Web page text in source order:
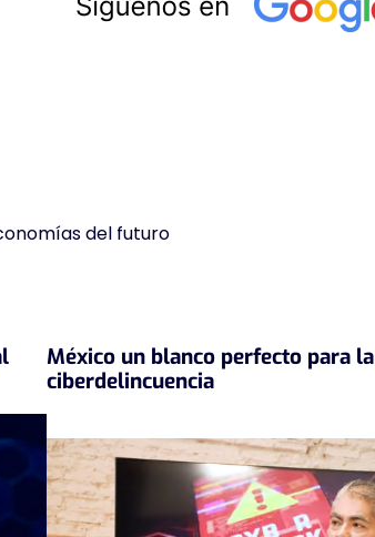
del futuro
México un blanco perfecto para la
ciberdelincuencia